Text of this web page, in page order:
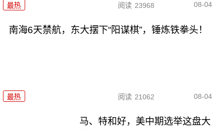
最热 阅读 23968 08-04
南海6天禁航，东大摆下“阳谋棋”，锤炼铁拳头！
最热 阅读 21062 08-04
马、特和好，美中期选举这盘大